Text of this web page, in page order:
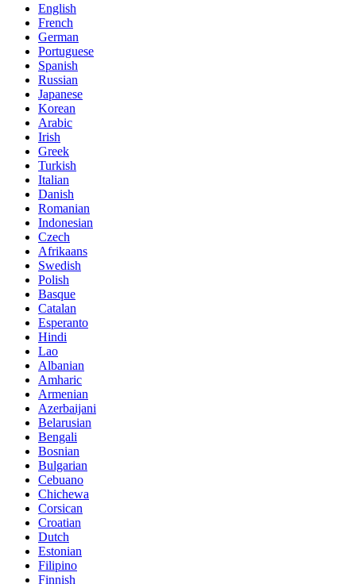
English
French
German
Portuguese
Spanish
Russian
Japanese
Korean
Arabic
Irish
Greek
Turkish
Italian
Danish
Romanian
Indonesian
Czech
Afrikaans
Swedish
Polish
Basque
Catalan
Esperanto
Hindi
Lao
Albanian
Amharic
Armenian
Azerbaijani
Belarusian
Bengali
Bosnian
Bulgarian
Cebuano
Chichewa
Corsican
Croatian
Dutch
Estonian
Filipino
Finnish